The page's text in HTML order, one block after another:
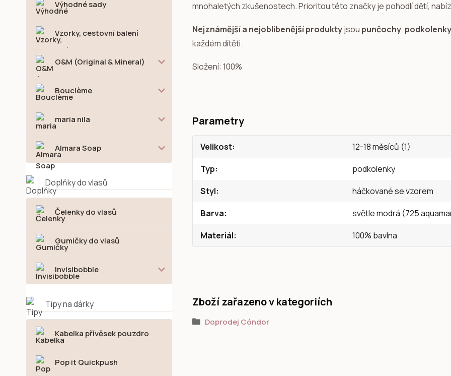
Výhodné sady
Vzorky, cestovní balení
O&M (Original & Mineral)
Bouclème
maria nila
Almara Soap
Doplňky do vlasů
Čelenky do vlasů
Gumičky do vlasů
Invisibobble
Tipy na dárky
Kabelka přívěsek pouzdro
Pop it Quickpush
mnohaletých zkušenostech. Prioritou této značky je pohodlí dětí,
Nejznámější a nejoblíbenější produktyjsou punčochy,
každém dítěti.
Složení: 100%
Parametry
Velikost
12-18 měsíců (1)
Typ
podkolenky
Styl
háčkované se vzorem
Barva
světle modrá (725
Materiál
100% bavlna
Zboží zařazeno v kategoriích
Doprodej Cóndor